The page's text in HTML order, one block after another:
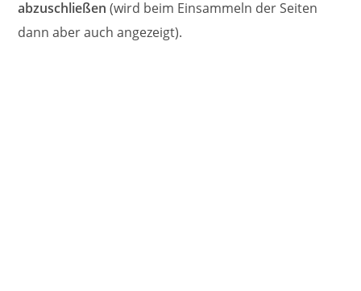
abzuschließen (wird beim Einsammeln der Seiten
dann aber auch angezeigt).